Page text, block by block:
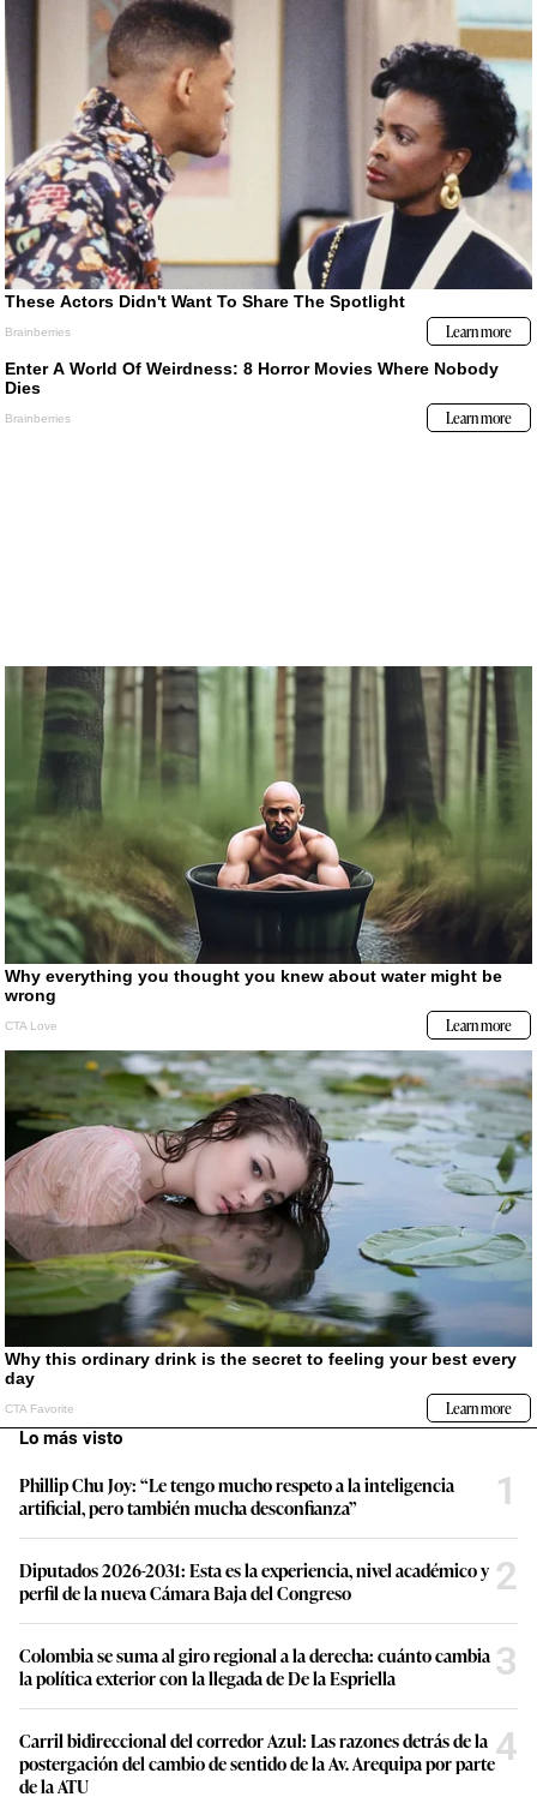
Lo más visto
Phillip Chu Joy: “Le tengo mucho respeto a la inteligencia
artificial, pero también mucha desconfianza”
1
Diputados 2026-2031: Esta es la experiencia, nivel académico y
perfil de la nueva Cámara Baja del Congreso
2
Colombia se suma al giro regional a la derecha: cuánto cambia
la política exterior con la llegada de De la Espriella
3
Carril bidireccional del corredor Azul: Las razones detrás de la
postergación del cambio de sentido de la Av. Arequipa por parte
de la ATU
4